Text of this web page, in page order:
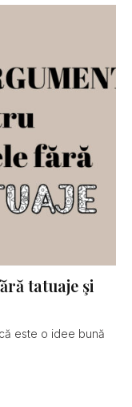
tatuaje şi
este o idee bună